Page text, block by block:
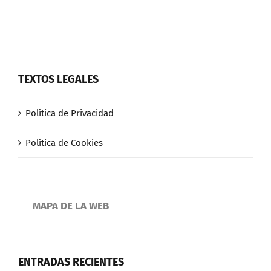
TEXTOS LEGALES
Política de Privacidad
Política de Cookies
MAPA DE LA WEB
ENTRADAS RECIENTES